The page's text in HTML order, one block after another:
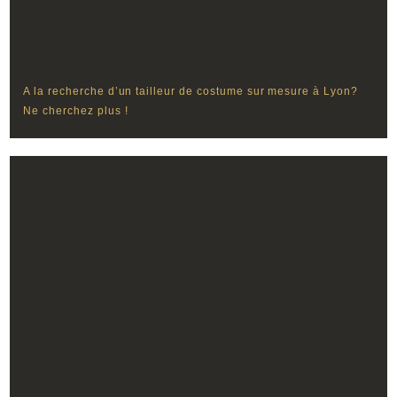
A la recherche d’un tailleur de costume sur mesure à Lyon?
Ne cherchez plus !